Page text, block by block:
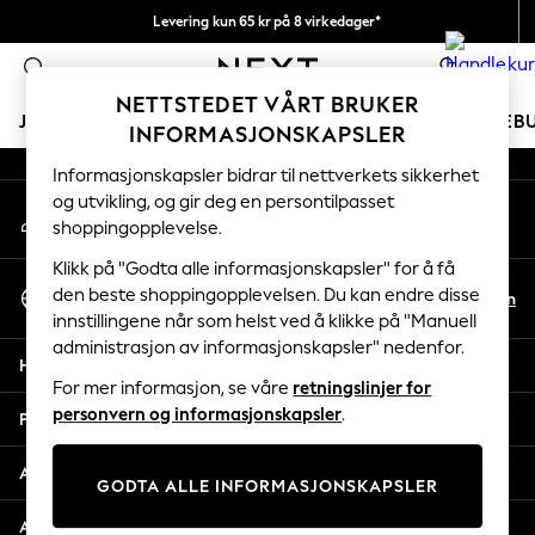
Levering kun 65 kr på 8 virkedager*
Vi betaler alle tollavgifter 0
JENTER GUTTER BABY KVINNER MENN
GIRLS
New In
50 - 92cm
98 - 110cm
116 - 134cm
140 - 174cm
Trending: Top & Short Sets
Trending: Clogs
Toy Story
THE SET
Coats & Jackets
Sweatshirts & Hoodies
An error occurred on client
Våre sosiale nettverk
Min konto
Logg inn på kontoen din
Velg Språk
Norsk
No En
Hjelp
Personvern & Juridisk
Avdelinger
Andre tjenester
NETTSTEDET VÅRT BRUKER
INFORMASJONSKAPSLER
Informasjonskapsler bidrar til nettverkets sikkerhet
og utvikling, og gir deg en persontilpasset
shoppingopplevelse.
Klikk på "Godta alle informasjonskapsler" for å få
den beste shoppingopplevelsen. Du kan endre disse
innstillingene når som helst ved å klikke på "Manuell
administrasjon av informasjonskapsler" nedenfor.
For mer informasjon, se våre retningslinjer for
personvern og informasjonskapsler.
GODTA ALLE INFORMASJONSKAPSLER